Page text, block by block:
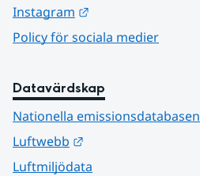
Instagram
Policy för sociala medier
Datavärdskap
Nationella emissionsdatabasen
Luftwebb
Luftmiljödata